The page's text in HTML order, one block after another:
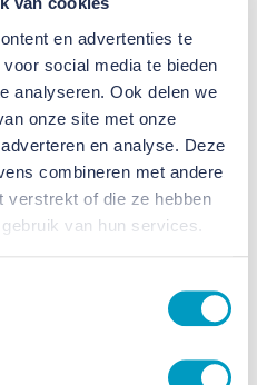
en advertenties te
social media te bieden
analyseren. Ook delen we
onze site met onze
en analyse. Deze
combineren met andere
verstrekt of die ze hebben
van hun services.
2024